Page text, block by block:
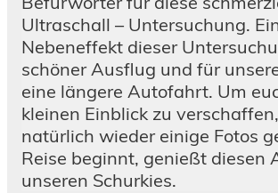
Ultraschall – Untersuchung.
Nebeneffekt dieser
schöner Ausflug und für
eine längere Autofahrt. Um
kleinen Einblick zu
natürlich wieder einige Fotos
Reise beginnt, genießt diesen
unseren Schurkies.